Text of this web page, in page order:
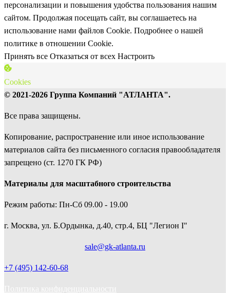
персонализации и повышения удобства пользования нашим
сайтом. Продолжая посещать сайт, вы соглашаетесь на
использование нами файлов Cookie. Подробнее о нашей
политике в отношении Cookie.
Принять все Отказаться от всех Настроить
Cookies
© 2021-2026 Группа Компаний "АТЛАНТА".
Все права защищены.
Копирование, распространение или иное использование
материалов сайта без письменного согласия правообладателя
запрещено (ст. 1270 ГК РФ)
Материалы для масштабного строительства
Режим работы: Пн-Сб 09.00 - 19.00
г. Москва, ул. Б.Ордынка, д.40, стр.4, БЦ "Легион I"
sale@gk-atlanta.ru
+7 (495) 142-60-68
Политика конфиденциальности